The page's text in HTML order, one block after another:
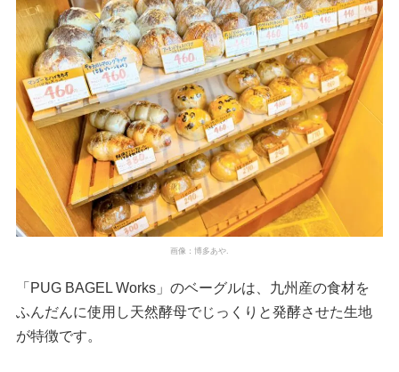
画像：博多あや.
「PUG BAGEL Works」のベーグルは、九州産の食材を
ふんだんに使用し天然酵母でじっくりと発酵させた生地
が特徴です。